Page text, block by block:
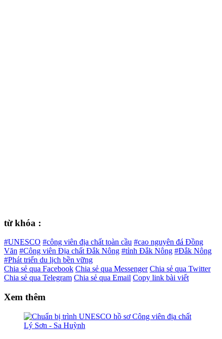
từ khóa :
#UNESCO #công viên địa chất toàn cầu #cao nguyên đá Đồng
Văn #Công viên Địa chất Đắk Nông #tỉnh Đắk Nông #Đắk Nông
#Phát triển du lịch bền vững
Chia sẻ qua Facebook Chia sẻ qua Messenger Chia sẻ qua Twitter
Chia sẻ qua Telegram Chia sẻ qua Email Copy link bài viết
Xem thêm